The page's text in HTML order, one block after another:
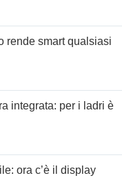
rende smart qualsiasi
integrata: per i ladri è
ora c’è il display